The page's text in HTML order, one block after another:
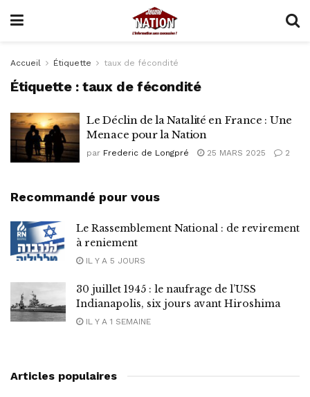
Accueil Étiquette taux de fécondité
Étiquette :taux de fécondité
Le Déclin de la Natalité en France : Une
Menace pour la Nation
par Frederic de Longpré 25 MARS 2025 2
Recommandé pour vous
Le Rassemblement National : de revirement
à reniement
IL Y A 5 JOURS
30 juillet 1945 : le naufrage de l’USS
Indianapolis, six jours avant Hiroshima
IL Y A 1 SEMAINE
Articles populaires